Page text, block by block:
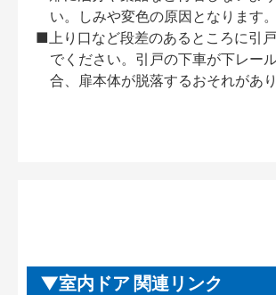
い。しみや変色の原因となります。
■上り口など段差のあるところに引
でください。引戸の下車が下レー
合、扉本体が脱落するおそれがあり
室内ドア 関連リンク